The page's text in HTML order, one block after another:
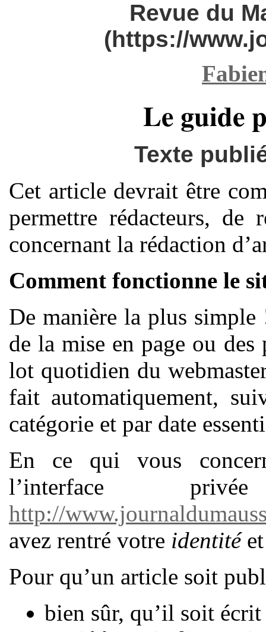
Revue du
(https://
Le guide
Texte
Cet article devrait être
permettre rédacteurs, de
concernant la rédaction
Comment fonctionne le
De manière la plus simple
de la mise en page ou
lot quotidien du
fait automatiquement,
catégorie et par date
En ce qui vous
l’interface
http://
avez rentré votre identité
Pour qu’un article soit
bien sûr, qu’il soit